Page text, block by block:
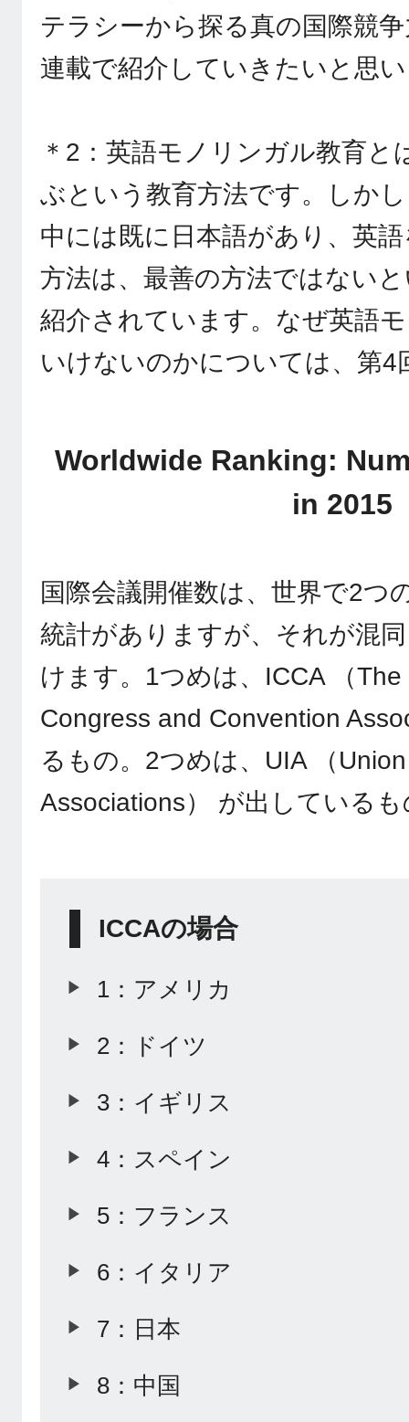
テラシーから探る真の国際競
連載で紹介していきたいと思
＊2：英語モノリンガル教育と
ぶという教育方法です。しか
中には既に日本語があり、英
方法は、最善の方法ではない
紹介されています。なぜ英語
いけないのかについては、第4
Worldwide Ranking:
in 2015
国際会議開催数は、世界で2つ
統計がありますが、それが混
けます。1つめは、ICCA （
Congress and Convention
るもの。2つめは、UIA （
Associations） が出している
ICCAの場合
1：アメリカ
2：ドイツ
3：イギリス
4：スペイン
5：フランス
6：イタリア
7：日本
8：中国